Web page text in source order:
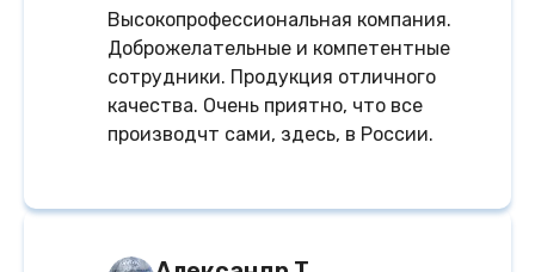
Высокопрофессиональная компания.
Доброжелательные и компетентные
сотрудники. Продукция отличного
качества. Очень приятно, что все
производчт сами, здесь, в России.